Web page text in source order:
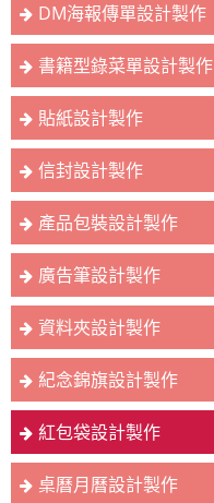
DM海報傳單設計製作
書籍型錄菜單設計製作
貼紙設計製作
信封設計製作
產品包裝設計製作
廣告筆設計製作
資料夾設計製作
紀念錦旗設計製作
紅包袋設計製作
桌曆月曆設計製作